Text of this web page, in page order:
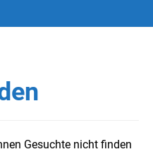
Gesuchte nicht finden